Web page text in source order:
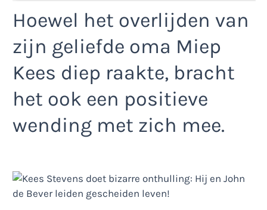
Hoewel het overlijden van
zijn geliefde oma Miep
Kees diep raakte, bracht
het ook een positieve
wending met zich mee.